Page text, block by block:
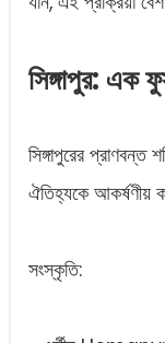
সিঙ্গাপুর:
সিঙ্গাপুরের
ঐতিহ্যকে আকর্ষণীয়
সংস্কৃতি: